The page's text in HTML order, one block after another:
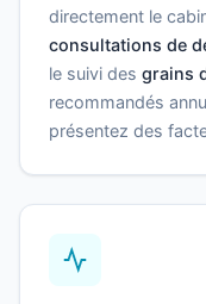
directement le
consultations de
le suivi des grains
recommandés
présentez des